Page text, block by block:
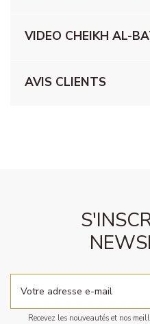
VIDEO CHEIKH AL-
AVIS CLIENTS
Recevez les nouveautés et nos